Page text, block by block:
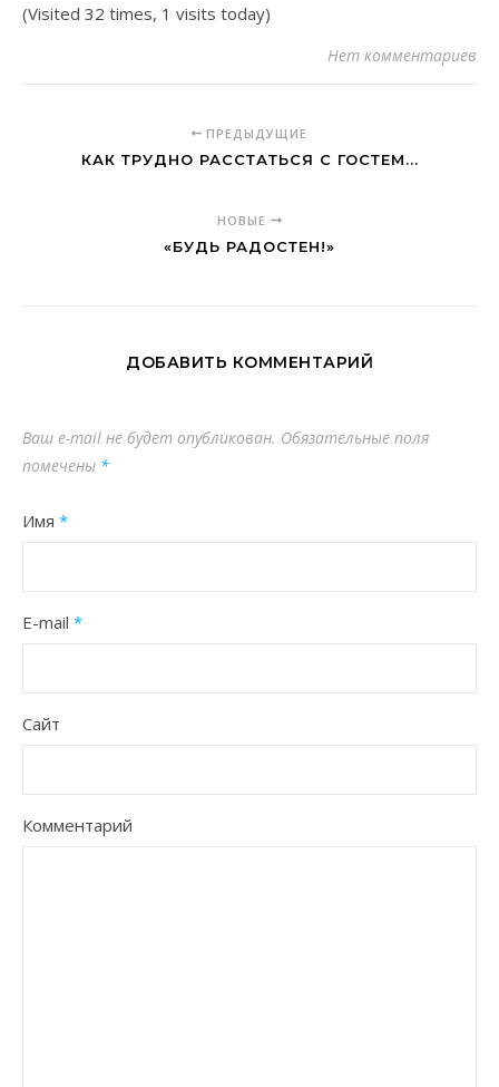
(Visited 32 times, 1 visits today)
Нет комментариев
ПРЕДЫДУЩИЕ
КАК ТРУДНО РАССТАТЬСЯ С ГОСТЕМ...
НОВЫЕ
«БУДЬ РАДОСТЕН!»
ДОБАВИТЬ КОММЕНТАРИЙ
Ваш e-mail не будет опубликован. Обязательные поля
помечены *
Имя *
E-mail *
Сайт
Комментарий